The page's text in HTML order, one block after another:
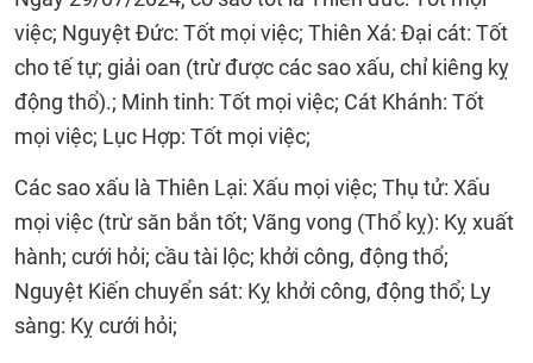
việc; Nguyệt Đức: Tốt mọi việc; Thiên Xá: Đại cát: Tốt
cho tế tự; giải oan (trừ được các sao xấu, chỉ kiêng kỵ
động thổ).; Minh tinh: Tốt mọi việc; Cát Khánh: Tốt
mọi việc; Lục Hợp: Tốt mọi việc;
Các sao xấu là Thiên Lại: Xấu mọi việc; Thụ tử: Xấu
mọi việc (trừ săn bắn tốt; Vãng vong (Thổ kỵ): Kỵ xuất
hành; cưới hỏi; cầu tài lộc; khởi công, động thổ;
Nguyệt Kiến chuyển sát: Kỵ khởi công, động thổ; Ly
sàng: Kỵ cưới hỏi;